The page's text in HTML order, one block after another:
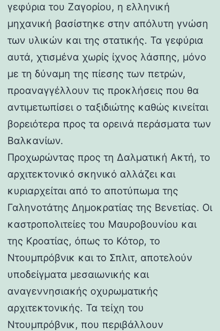
γεφύρια του Ζαγορίου, η ελληνική
μηχανική βασίστηκε στην απόλυτη γνώση
των υλικών και της στατικής. Τα γεφύρια
αυτά, χτισμένα χωρίς ίχνος λάσπης, μόνο
με τη δύναμη της πίεσης των πετρών,
προαναγγέλλουν τις προκλήσεις που θα
αντιμετωπίσει ο ταξιδιώτης καθώς κινείται
βορειότερα προς τα ορεινά περάσματα των
Βαλκανίων.
Προχωρώντας προς τη Δαλματική Ακτή, το
αρχιτεκτονικό σκηνικό αλλάζει και
κυριαρχείται από το αποτύπωμα της
Γαληνοτάτης Δημοκρατίας της Βενετίας. Οι
καστροπολιτείες του Μαυροβουνίου και
της Κροατίας, όπως το Κότορ, το
Ντουμπρόβνικ και το Σπλιτ, αποτελούν
υποδείγματα μεσαιωνικής και
αναγεννησιακής οχυρωματικής
αρχιτεκτονικής. Τα τείχη του
Ντουμπρόβνικ, που περιβάλλουν